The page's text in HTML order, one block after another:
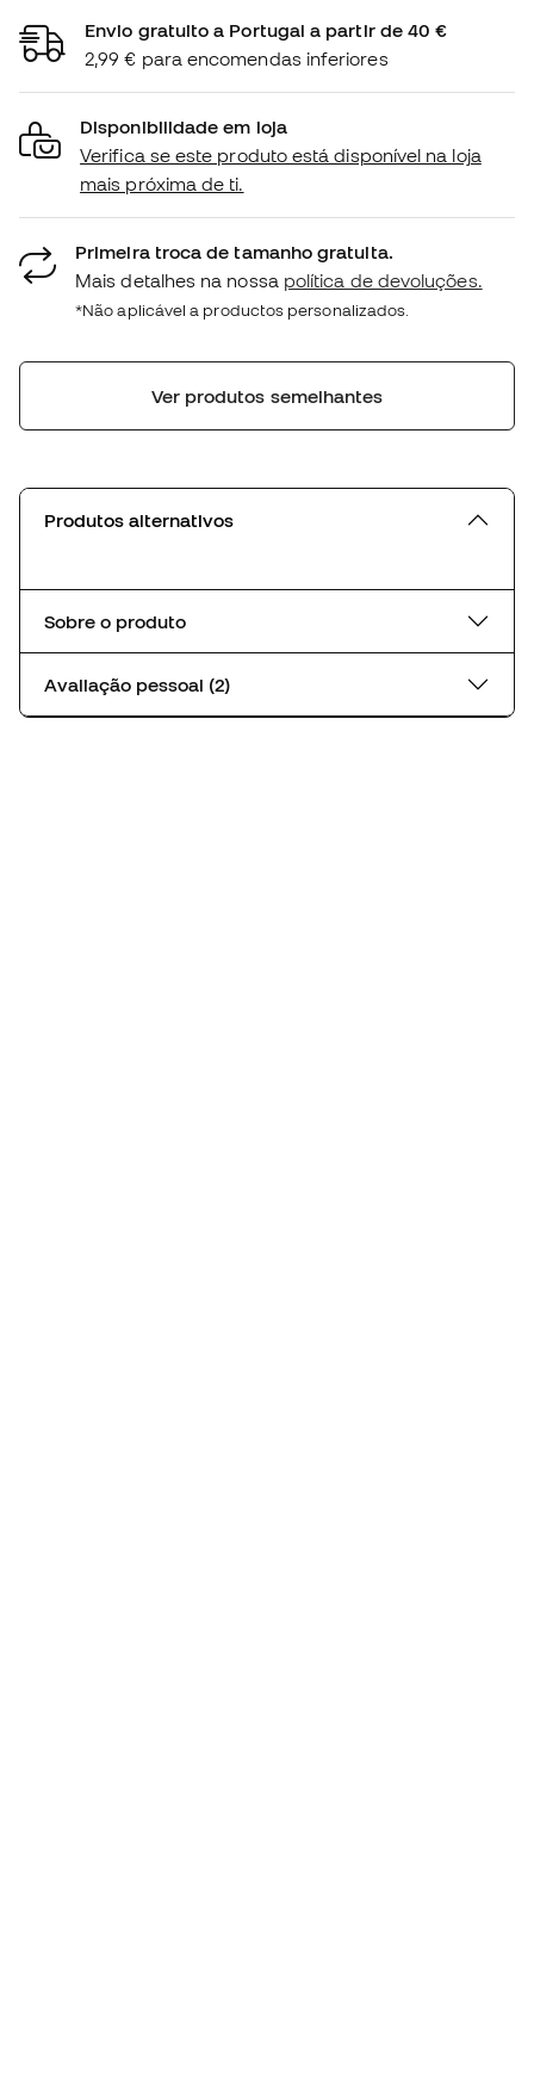
Envio gratuito a Portugal a partir de 40 €
2,99 € para encomendas inferiores
Disponibilidade em loja
Verifica se este produto está disponível na loja
mais próxima de ti.
Primeira troca de tamanho gratuita.
Mais detalhes na nossa política de devoluções.
*Não aplicável a productos personalizados.
Ver produtos semelhantes
Produtos alternativos
Sobre o produto
Avaliação pessoal (2)